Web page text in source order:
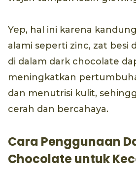
Yep, hal ini karena
alami seperti zinc, zat besi
di dalam dark chocolate
meningkatkan
dan menutrisi kulit,
cerah dan bercahaya.
Cara Penggunaan
Chocolate untuk